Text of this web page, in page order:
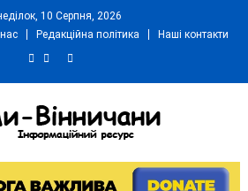
10 Серпня, 2026
Редакційна політика Наші контакти